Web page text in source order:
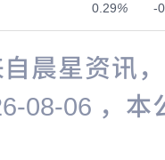
0.29% -
晨星资讯
08-06 ，